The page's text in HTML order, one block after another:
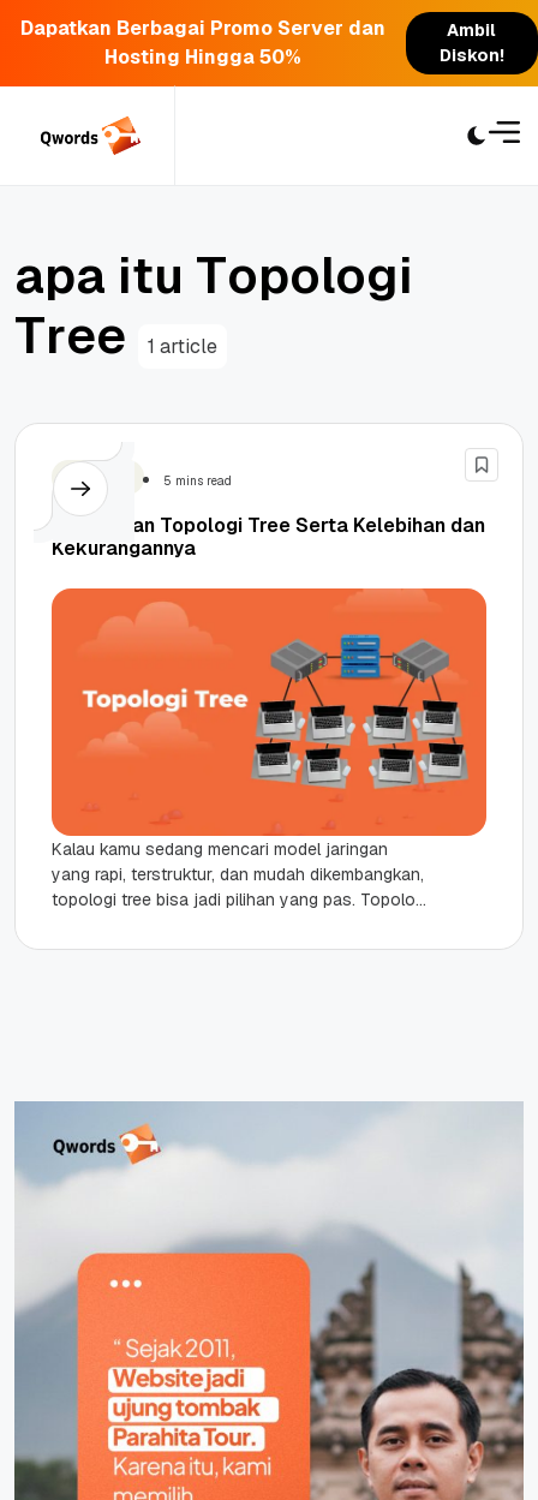
Dapatkan Berbagai Promo Server dan
Hosting Hingga 50%
Ambil
Diskon!
apa itu Topologi
Tree 1 article
Teknologi 5 mins read
Pengertian Topologi Tree Serta Kelebihan dan
Kekurangannya
Kalau kamu sedang mencari model jaringan
yang rapi, terstruktur, dan mudah dikembangkan,
topologi tree bisa jadi pilihan yang pas. Topologi